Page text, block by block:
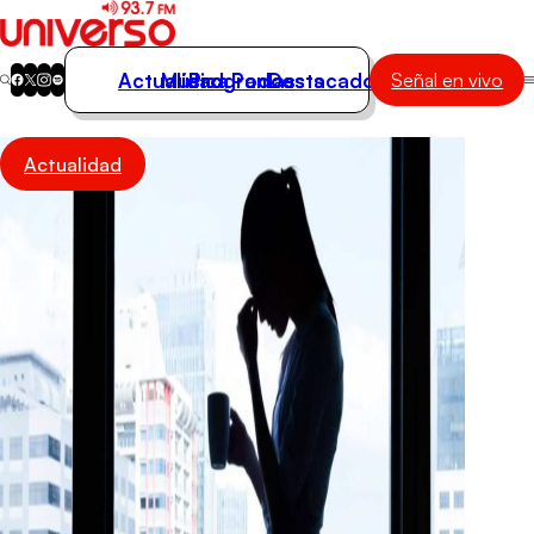
Actualidad
Música
Actualidad
Música
Programas
Podcasts
Destacados Señal en vivo
Actualidad